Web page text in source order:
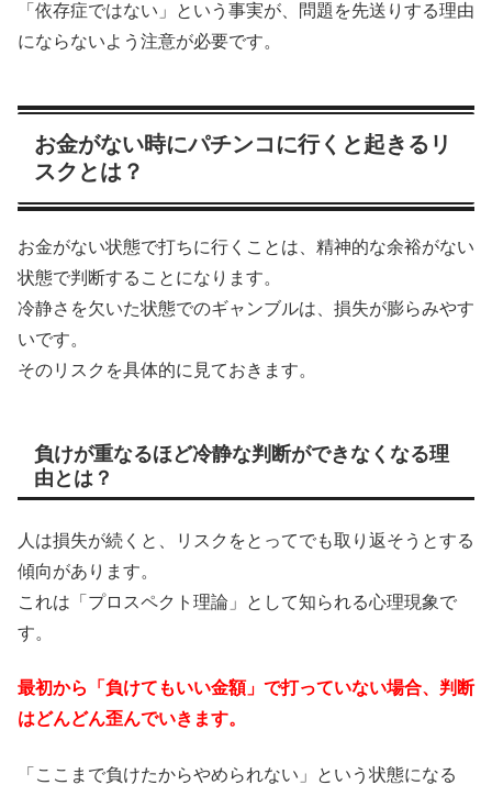
「依存症ではない」という事実が、問題を先送りする理由
にならないよう注意が必要です。
お金がない時にパチンコに行くと起きるリ
スクとは？
お金がない状態で打ちに行くことは、精神的な余裕がない
状態で判断することになります。
冷静さを欠いた状態でのギャンブルは、損失が膨らみやす
いです。
そのリスクを具体的に見ておきます。
負けが重なるほど冷静な判断ができなくなる理
由とは？
人は損失が続くと、リスクをとってでも取り返そうとする
傾向があります。
これは「プロスペクト理論」として知られる心理現象で
す。
最初から「負けてもいい金額」で打っていない場合、判断
はどんどん歪んでいきます。
「ここまで負けたからやめられない」という状態になる